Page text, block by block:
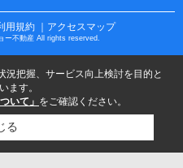
用規約 ｜アクセスマップ
ー不動産 All rights reserved.
況把握、サービス向上検討を目的と
ます。
いて」 をご確認ください。
る